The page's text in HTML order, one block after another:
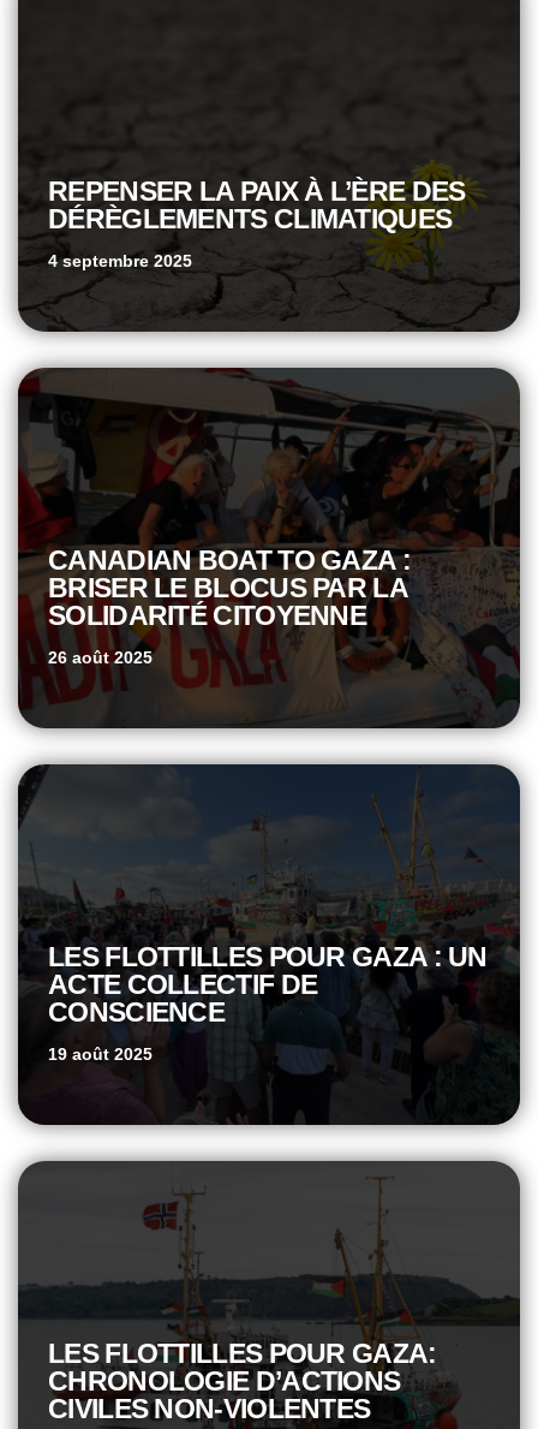
REPENSER LA PAIX À L’ÈRE DES
DÉRÈGLEMENTS CLIMATIQUES
4 septembre 2025
CANADIAN BOAT TO GAZA :
BRISER LE BLOCUS PAR LA
SOLIDARITÉ CITOYENNE
26 août 2025
LES FLOTTILLES POUR GAZA : UN
ACTE COLLECTIF DE
CONSCIENCE
19 août 2025
LES FLOTTILLES POUR GAZA:
CHRONOLOGIE D’ACTIONS
CIVILES NON-VIOLENTES